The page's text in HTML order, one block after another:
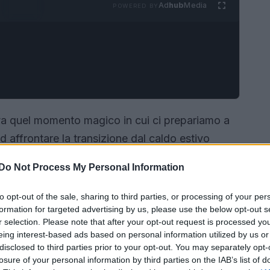
Do Not Process My Personal Information
opt-out of the sale, sharing to third parties, or processing of your
for targeted advertising by us, please use the below opt-out
selection. Please note that after your opt-out request is processed
interest-based ads based on personal information utilized by us
to third parties prior to your opt-out. You may separately
of your personal information by third parties on the IAB’s list of
AdhubMedia
quel momento magico in cui ci prepariamo a
affrontare la transizione dal caldo estivo
periodo, c’è un vero e proprio must: la
mai pensato a quanto possa essere
è il compagno perfetto per le giornate che
modo casual sopra un paio di jeans baggy o
classica non delude mai, regalando un look